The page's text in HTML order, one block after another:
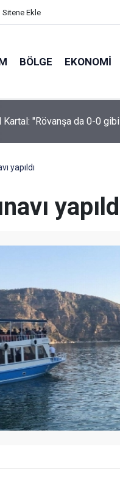
Sitene Ekle
BÖLGE EKONOMI
Şampiyonlar Liginde
yapıldı